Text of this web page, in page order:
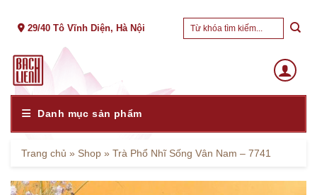
29/40 Tô Vĩnh Diện, Hà Nội
Tìm
Danh mục sản phẩm
Trang chủ » Shop » Trà Phổ Nhĩ Sống Vân Nam – 7741